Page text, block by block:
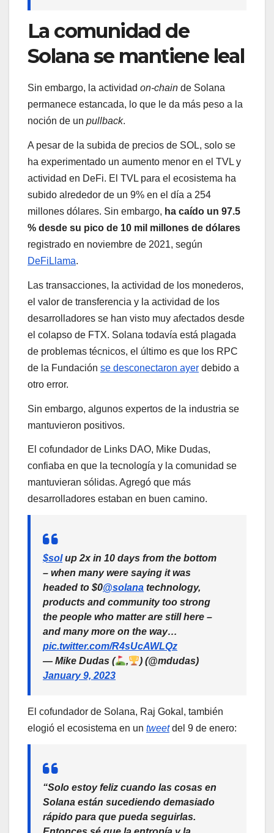
La comunidad de
Solana se mantiene leal
Sin embargo, la actividad on-chain de Solana
permanece estancada, lo que le da más peso a la
noción de un pullback.
A pesar de la subida de precios de SOL, solo se
ha experimentado un aumento menor en el TVL y
actividad en DeFi. El TVL para el ecosistema ha
subido alrededor de un 9% en el día a 254
millones dólares. Sin embargo, ha caído un 97.5
% desde su pico de 10 mil millones de dólares
registrado en noviembre de 2021, según
DeFiLlama.
Las transacciones, la actividad de los monederos,
el valor de transferencia y la actividad de los
desarrolladores se han visto muy afectados desde
el colapso de FTX. Solana todavía está plagada
de problemas técnicos, el último es que los RPC
de la Fundación se desconectaron ayer debido a
otro error.
Sin embargo, algunos expertos de la industria se
mantuvieron positivos.
El cofundador de Links DAO, Mike Dudas,
confiaba en que la tecnología y la comunidad se
mantuvieran sólidas. Agregó que más
desarrolladores estaban en buen camino.
$solup 2x in 10 days from the bottom
– when many were saying it was
headed to $0@solana technology,
products and community too strong
the people who matter are still here –
and many more on the way…
pic.twitter.com/R4sUcAWLQz
— Mike Dudas (
,
) (@mdudas)
January 9, 2023
El cofundador de Solana, Raj Gokal, también
elogió el ecosistema en un tweetdel 9 de enero:
“Solo estoy feliz cuando las cosas en
Solana están sucediendo demasiado
rápido para que pueda seguirlas.